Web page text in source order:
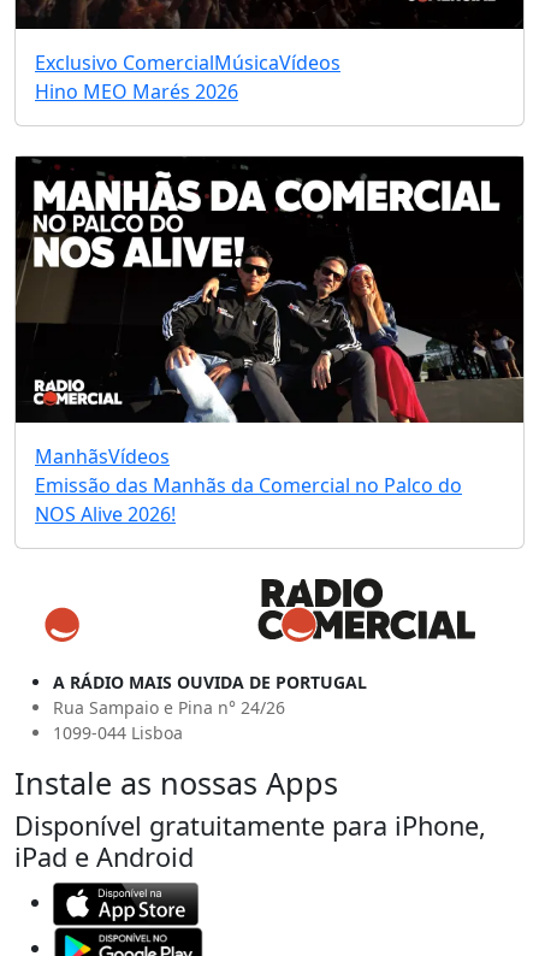
Exclusivo ComercialMúsicaVídeos
Hino MEO Marés 2026
ManhãsVídeos
Emissão das Manhãs da Comercial no Palco do
NOS Alive 2026!
A RÁDIO MAIS OUVIDA DE PORTUGAL
Rua Sampaio e Pina n° 24/26
1099-044 Lisboa
Instale as nossas Apps
Disponível gratuitamente para iPhone,
iPad e Android